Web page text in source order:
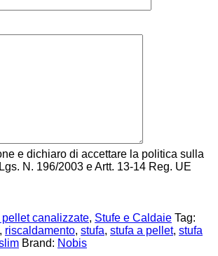
e dichiaro di accettare la politica sulla
N. 196/2003 e Artt. 13-14 Reg. UE
pellet canalizzate, Stufe e Caldaie Tag:
, riscaldamento, stufa, stufa a pellet, stufa
Brand: Nobis